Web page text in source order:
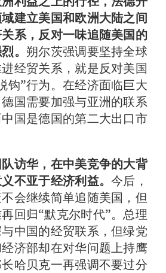
建立美国和欧洲大陆之间
系，反对一味追随美国的
。 朔尔茨强调要坚持全球
经贸关系，就是反对美国
钩”行为。在经济面临巨大
国需要加强与亚洲的联系
国是德国的第二大出口市
访华，在中美竞争的大背
不亚于经济利益。今后，
会继续简单追随美国，但
回归“默克尔时代”。总理
中国的经贸联系，但绿党
济部却在对华问题上持鹰
哈贝克一再强调不要过分